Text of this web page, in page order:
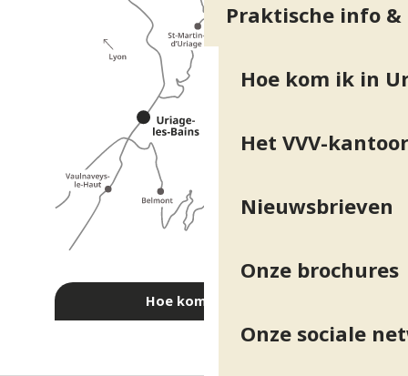
Praktische info
Hoe kom ik in
Het VVV-kantoor
Nieuwsbrieven
Onze brochures
Onze sociale
Hoe kom ik daar?